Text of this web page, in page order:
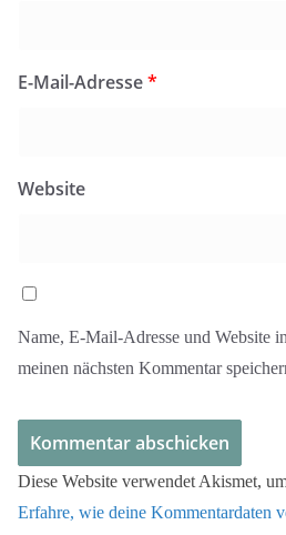
E-Mail-Adresse*
Website
Name, E-Mail-Adresse und Website
meinen nächsten Kommentar
Diese Website verwendet Akismet,
Erfahre, wie deine Kommentardaten